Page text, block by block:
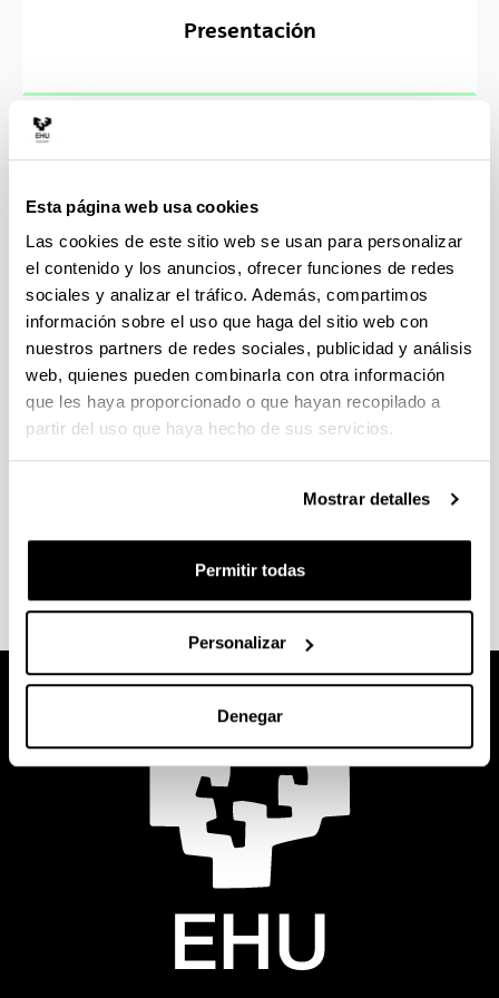
Esta página web usa cookies
Las cookies de este sitio web se usan para personalizar
el contenido y los anuncios, ofrecer funciones de redes
sociales y analizar el tráfico. Además, compartimos
información sobre el uso que haga del sitio web con
nuestros partners de redes sociales, publicidad y análisis
web, quienes pueden combinarla con otra información
que les haya proporcionado o que hayan recopilado a
partir del uso que haya hecho de sus servicios.
Mostrar detalles
Permitir todas
Personalizar
Denegar
Presentación
Galería de fotos